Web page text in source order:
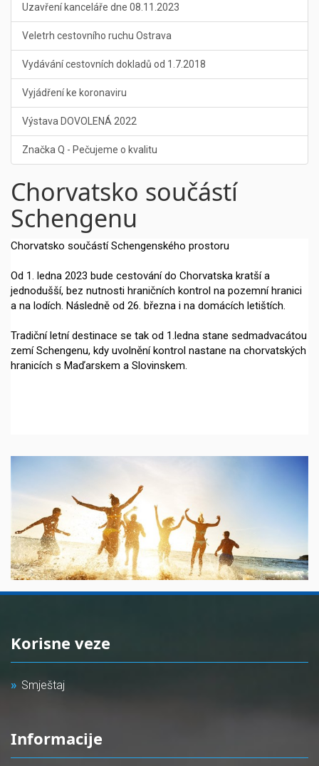
Uzavření kanceláře dne 08.11.2023
Veletrh cestovního ruchu Ostrava
Vydávání cestovních dokladů od 1.7.2018
Vyjádření ke koronaviru
Výstava DOVOLENÁ 2022
Značka Q - Pečujeme o kvalitu
Chorvatsko součástí
Schengenu
Chorvatsko součástí Schengenského prostoru
Od 1. ledna 2023 bude cestování do Chorvatska kratší a
jednodušší, bez nutnosti hraničních kontrol na pozemní hranici
a na lodích. Následně od 26. března i na domácích letištích.
Tradiční letní destinace se tak od 1.ledna stane sedmadvacátou
zemí Schengenu, kdy uvolnění kontrol nastane na chorvatských
hranicích s Maďarskem a Slovinskem.
Korisne veze
Smještaj
Informacije